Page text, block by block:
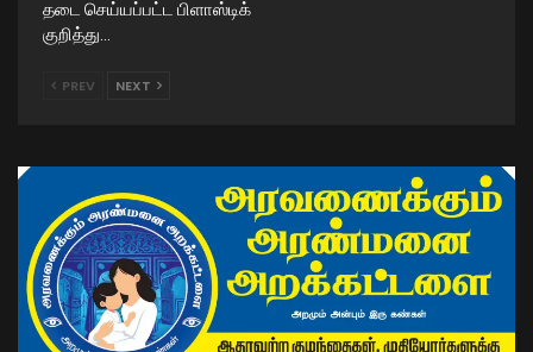
தடை செய்யப்பட்ட பிளாஸ்டிக்
குறித்து…
PREV NEXT